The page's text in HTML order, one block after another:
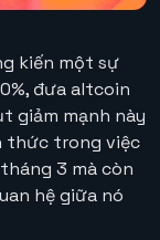
kiến một sự
đưa altcoin
giảm mạnh này
thức trong việc
3 mà còn
hệ giữa nó